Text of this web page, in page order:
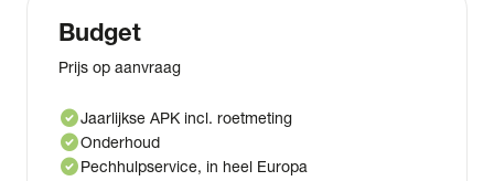
Budget
Prijs op aanvraag
check_circleJaarlijkse APK incl. roetmeting
check_circleOnderhoud
check_circlePechhulpservice, in heel Europa